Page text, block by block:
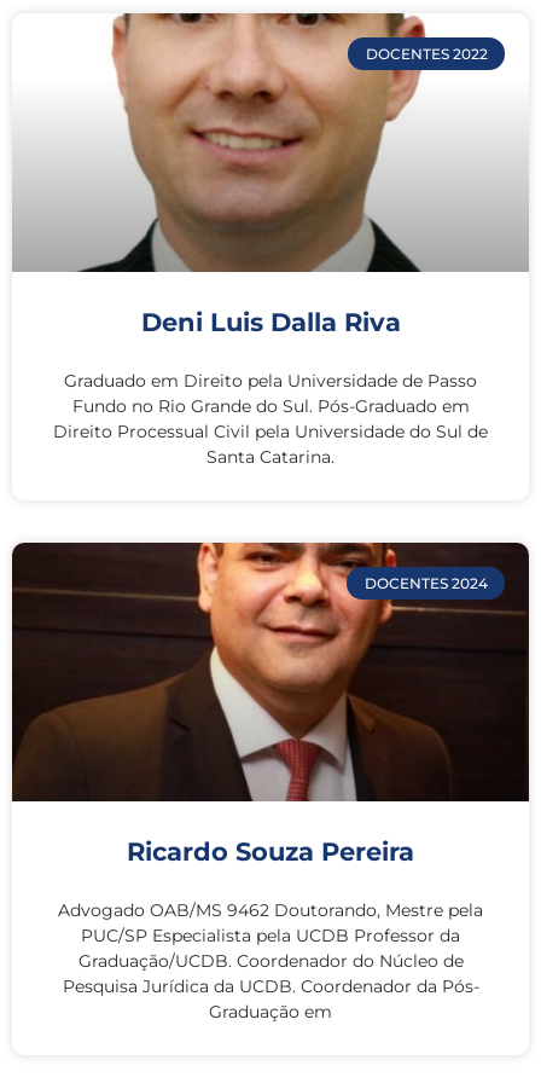
DOCENTES 2022
Deni Luis Dalla Riva
Graduado em Direito pela Universidade de Passo
Fundo no Rio Grande do Sul. Pós-Graduado em
Direito Processual Civil pela Universidade do Sul de
Santa Catarina.
DOCENTES 2024
Ricardo Souza Pereira
Advogado OAB/MS 9462 Doutorando, Mestre pela
PUC/SP Especialista pela UCDB Professor da
Graduação/UCDB. Coordenador do Núcleo de
Pesquisa Jurídica da UCDB. Coordenador da Pós-
Graduação em